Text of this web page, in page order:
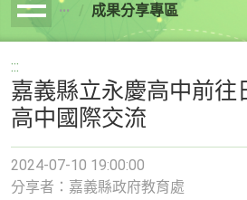
breadcrumb成果分享專區
:::
嘉義縣立永慶高中前往
高中國際交流
2024-07-10 19:00:00
分享者：嘉義縣政府教育處